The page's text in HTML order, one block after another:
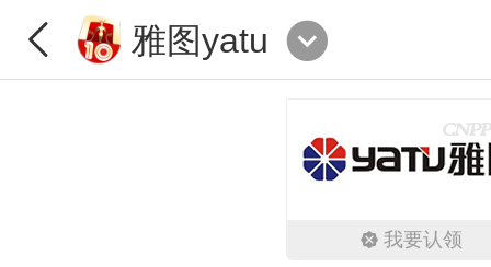
雅图yatu
我要认领